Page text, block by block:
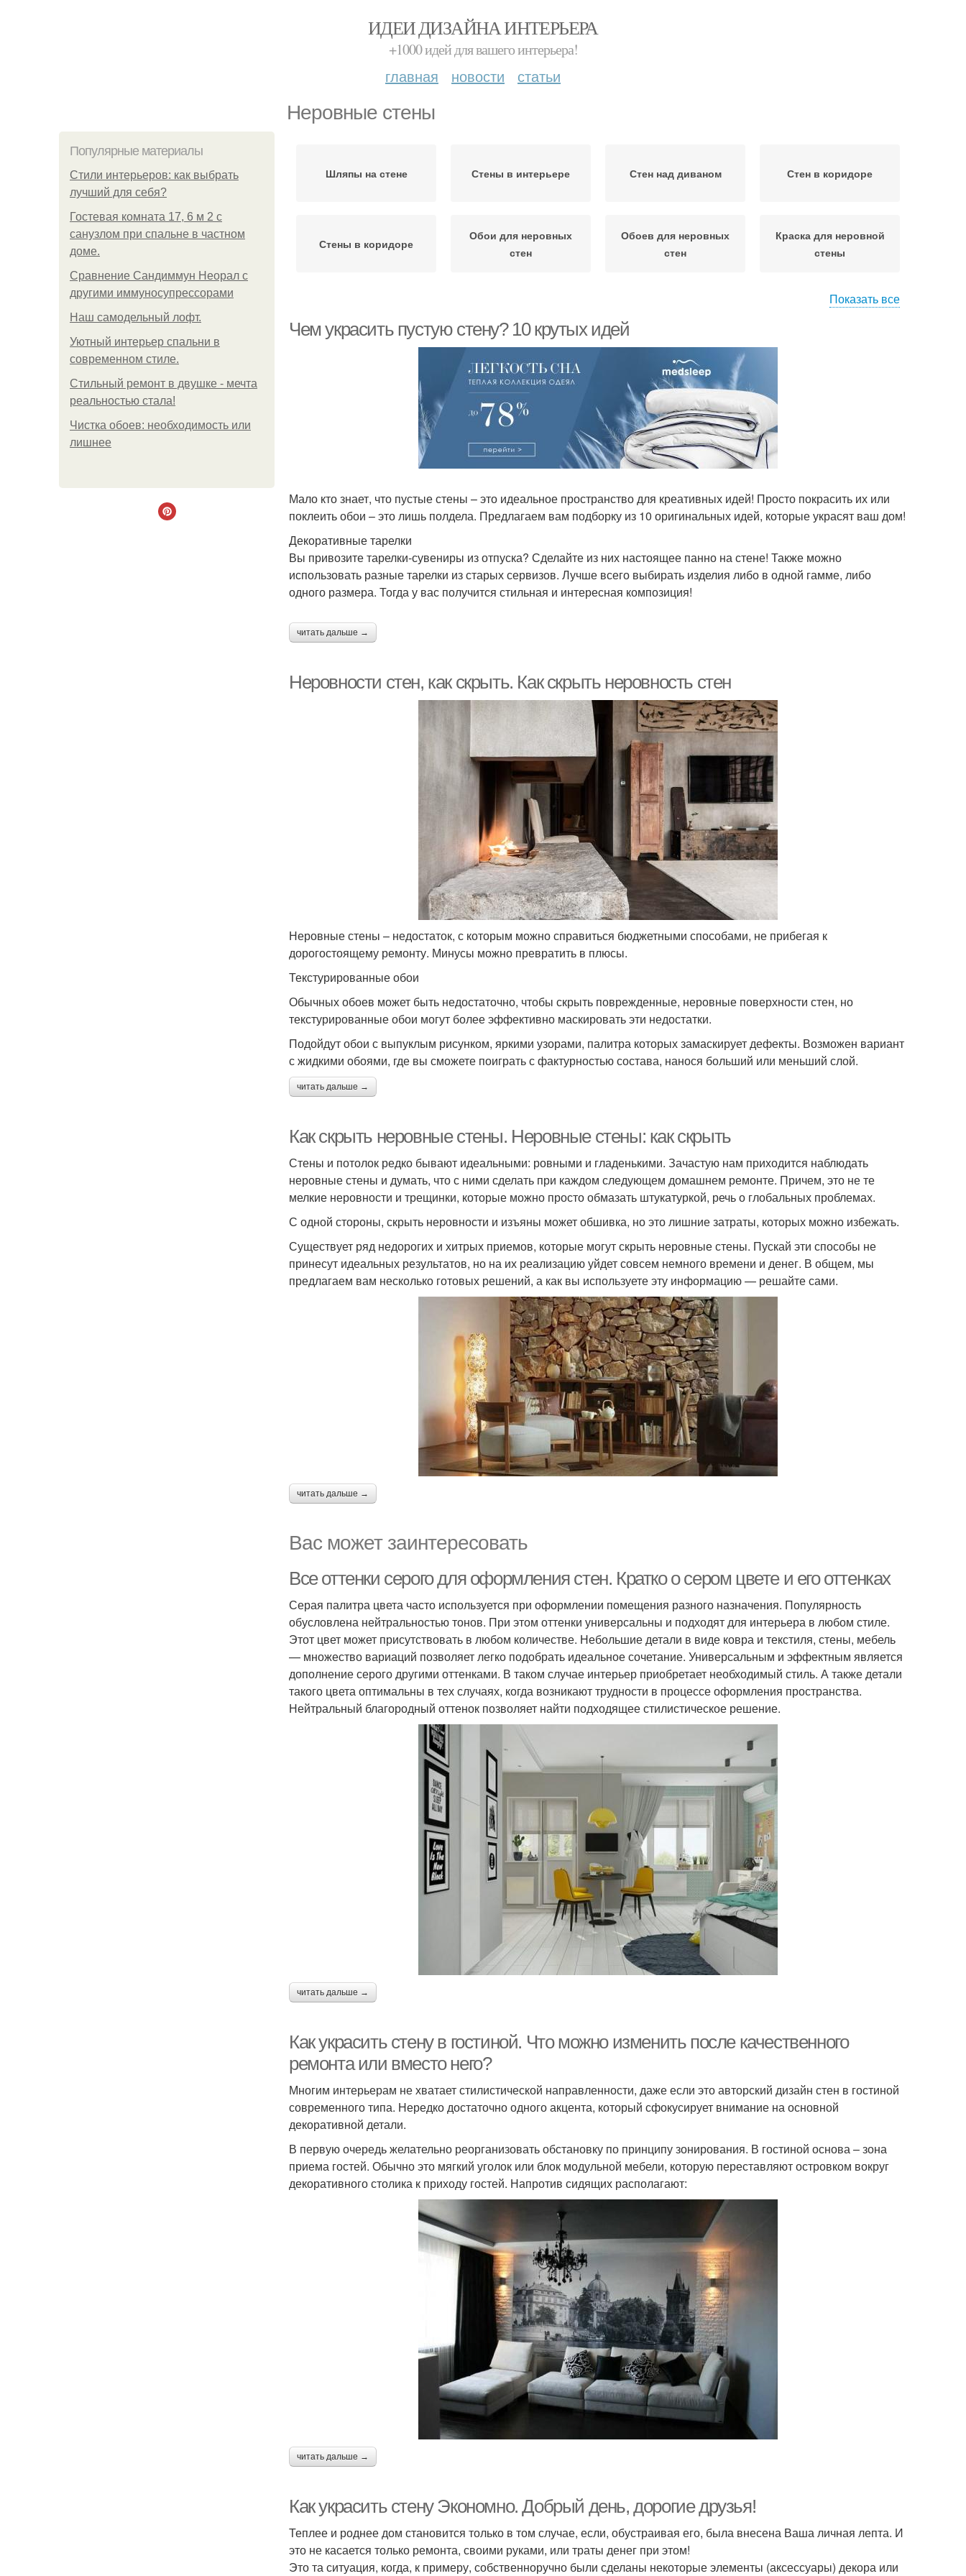
ИДЕИ ДИЗАЙНА ИНТЕРЬЕРА
+1000 идей для вашего интерьера!
главная новости статьи
Неровные стены
Популярные материалы
Стили интерьеров: как выбрать
лучший для себя?
Гостевая комната 17, 6 м 2 с
санузлом при спальне в частном
доме.
Сравнение Сандиммун Неорал с
другими иммуносупрессорами
Наш самодельный лофт.
Уютный интерьер спальни в
современном стиле.
Стильный ремонт в двушке - мечта
реальностью стала!
Чистка обоев: необходимость или
лишнее
Шляпы на стене Стены в интерьере Стен над диваном Стен в коридоре
Стены в коридоре
Обои для неровных
стен
Обоев для неровных
стен
Краска для неровной
стены
неровных стен
неровные стены
Показать все
Чем украсить пустую стену? 10 крутых идей
Мало кто знает, что пустые стены – это идеальное пространство для креативных идей! Просто покрасить их или
поклеить обои – это лишь полдела. Предлагаем вам подборку из 10 оригинальных идей, которые украсят ваш дом!
Декоративные тарелки
Вы привозите тарелки-сувениры из отпуска? Сделайте из них настоящее панно на стене! Также можно
использовать разные тарелки из старых сервизов. Лучше всего выбирать изделия либо в одной гамме, либо
одного размера. Тогда у вас получится стильная и интересная композиция!
читать дальше →
Неровности стен, как скрыть. Как скрыть неровность стен
Неровные стены – недостаток, с которым можно справиться бюджетными способами, не прибегая к
дорогостоящему ремонту. Минусы можно превратить в плюсы.
Текстурированные обои
Обычных обоев может быть недостаточно, чтобы скрыть поврежденные, неровные поверхности стен, но
текстурированные обои могут более эффективно маскировать эти недостатки.
Подойдут обои с выпуклым рисунком, яркими узорами, палитра которых замаскирует дефекты. Возможен вариант
с жидкими обоями, где вы сможете поиграть с фактурностью состава, нанося больший или меньший слой.
читать дальше →
Как скрыть неровные стены. Неровные стены: как скрыть
Стены и потолок редко бывают идеальными: ровными и гладенькими. Зачастую нам приходится наблюдать
неровные стены и думать, что с ними сделать при каждом следующем домашнем ремонте. Причем, это не те
мелкие неровности и трещинки, которые можно просто обмазать штукатуркой, речь о глобальных проблемах.
С одной стороны, скрыть неровности и изъяны может обшивка, но это лишние затраты, которых можно избежать.
Существует ряд недорогих и хитрых приемов, которые могут скрыть неровные стены. Пускай эти способы не
принесут идеальных результатов, но на их реализацию уйдет совсем немного времени и денег. В общем, мы
предлагаем вам несколько готовых решений, а как вы используете эту информацию — решайте сами.
читать дальше →
Вас может заинтересовать
Все оттенки серого для оформления стен. Кратко о сером цвете и его оттенках
Серая палитра цвета часто используется при оформлении помещения разного назначения. Популярность
обусловлена нейтральностью тонов. При этом оттенки универсальны и подходят для интерьера в любом стиле.
Этот цвет может присутствовать в любом количестве. Небольшие детали в виде ковра и текстиля, стены, мебель
— множество вариаций позволяет легко подобрать идеальное сочетание. Универсальным и эффектным является
дополнение серого другими оттенками. В таком случае интерьер приобретает необходимый стиль. А также детали
такого цвета оптимальны в тех случаях, когда возникают трудности в процессе оформления пространства.
Нейтральный благородный оттенок позволяет найти подходящее стилистическое решение.
читать дальше →
Как украсить стену в гостиной. Что можно изменить после качественного
ремонта или вместо него?
Многим интерьерам не хватает стилистической направленности, даже если это авторский дизайн стен в гостиной
современного типа. Нередко достаточно одного акцента, который сфокусирует внимание на основной
декоративной детали.
В первую очередь желательно реорганизовать обстановку по принципу зонирования. В гостиной основа – зона
приема гостей. Обычно это мягкий уголок или блок модульной мебели, которую переставляют островком вокруг
декоративного столика к приходу гостей. Напротив сидящих располагают:
читать дальше →
Как украсить стену Экономно. Добрый день, дорогие друзья!
Теплее и роднее дом становится только в том случае, если, обустраивая его, была внесена Ваша личная лепта. И
это не касается только ремонта, своими руками, или траты денег при этом!
Это та ситуация, когда, к примеру, собственноручно были сделаны некоторые элементы (аксессуары) декора или